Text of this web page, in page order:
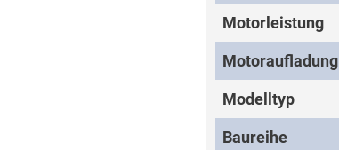
Motorleistung
Motoraufladung
Modelltyp
Baureihe